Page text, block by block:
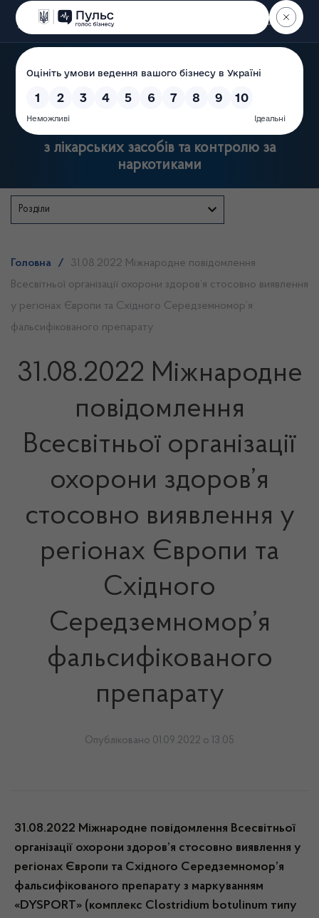
Пошук
Державна служба України
з лікарських засобів та контролю за
наркотиками
Розділи
Головна /
31.08.2022 Міжнародне повідомлення
Всесвітньої організації охорони здоров’я стосовно виявлення
у регіонах Європи та Східного Середземномор’я
фальсифікованого препарату
31.08.2022 Міжнародне
повідомлення
Всесвітньої організації
охорони здоров’я
стосовно виявлення у
регіонах Європи та
Східного
Середземномор’я
фальсифікованого
препарату
Опубліковано 01.09.2022 о 13:05
31.08.2022 Міжнародне повідомлення Всесвітньої
організації охорони здоров’я стосовно виявлення у
регіонах Європи та Східного Середземномор’я
фальсифікованого препарату з маркуванням
«DYSPORT» (комплекс Clostridium botulinum типу